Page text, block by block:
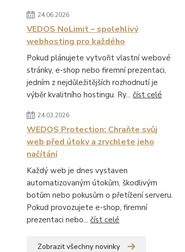
24.06.2026
VEDOS NoLimit – spolehlivý
webhosting pro každého
Pokud plánujete vytvořit vlastní webové
stránky, e-shop nebo firemní prezentaci,
jedním z nejdůležitějších rozhodnutí je
výběr kvalitního hostingu. Ry... číst celé
24.03.2026
WEDOS Protection: Chraňte svůj
web před útoky a zrychlete jeho
načítání
Každý web je dnes vystaven
automatizovaným útokům, škodlivým
botům nebo pokusům o přetížení serveru.
Pokud provozujete e-shop, firemní
prezentaci nebo... číst celé
Zobrazit všechny novinky